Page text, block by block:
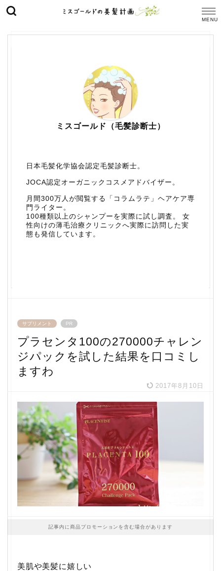
ミスゴールド（毛髪診断士）
日本毛髪化学協会認定毛髪診断士。
JOCA認定オーガニックコスメアドバイザー。
月間300万人が閲覧する「コラムラテ」ヘアケア専
門ライター。
100種類以上のシャンプーを実際に試し調査。 女
性向けの薄毛治療クリニックへ実際に訪問した実
態も発信しています。
サプリメント PR
プラセンタ100の270000チャレン
ジパックを試した結果を口コミし
ますわ
2017年8月10日
記事内に商品プロモーションを含む場合があります
美肌や美髪に嬉しい